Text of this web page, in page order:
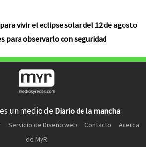
vivir el eclipse solar del 12 de agosto
para observarlo con seguridad
un medio de Diario de la mancha
Servicio de Diseño web Contacto
Acerca
de MyR